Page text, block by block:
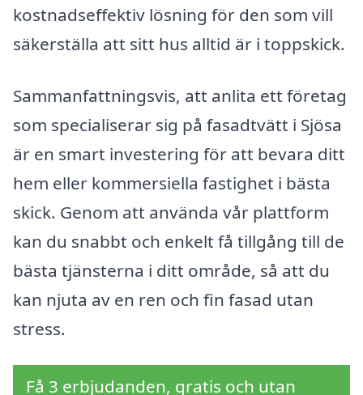
kostnadseffektiv lösning för den som vill
säkerställa att sitt hus alltid är i toppskick.
Sammanfattningsvis, att anlita ett företag
som specialiserar sig på fasadtvätt i Sjösa
är en smart investering för att bevara ditt
hem eller kommersiella fastighet i bästa
skick. Genom att använda vår plattform
kan du snabbt och enkelt få tillgång till de
bästa tjänsterna i ditt område, så att du
kan njuta av en ren och fin fasad utan
stress.
Få 3 erbjudanden, gratis och utan